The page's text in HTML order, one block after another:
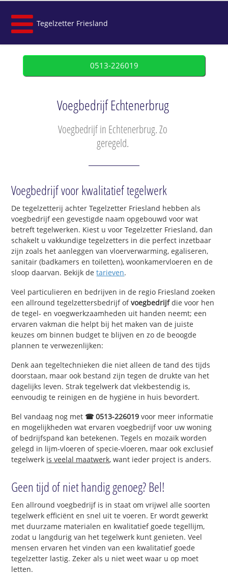
Tegelzetter Friesland
0513-226019
Voegbedrijf Echtenerbrug
Voegbedrijf in Echtenerbrug. Zo
geregeld.
Voegbedrijf voor kwalitatief tegelwerk
De tegelzetterij achter Tegelzetter Friesland hebben als
voegbedrijf een gevestigde naam opgebouwd voor wat
betreft tegelwerken. Kiest u voor Tegelzetter Friesland, dan
schakelt u vakkundige tegelzetters in die perfect inzetbaar
zijn zoals het aanleggen van vloerverwarming, egaliseren,
sanitair (badkamers en toiletten), woonkamervloeren en de
sloop daarvan. Bekijk detarieven.
Veel particulieren en bedrijven in de regio Friesland zoeken
een allround tegelzettersbedrijf ofvoegbedrijfdie voor hen
de tegel- en voegwerkzaamheden uit handen neemt; een
ervaren vakman die helpt bij het maken van de juiste
keuzes om binnen budget te blijven en zo de beoogde
plannen te verwezenlijken:
Denk aan tegeltechnieken die niet alleen de tand des tijds
doorstaan, maar ook bestand zijn tegen de drukte van het
dagelijks leven. Strak tegelwerk dat vlekbestendig is,
eenvoudig te reinigen en de hygiëne in huis bevordert.
Bel vandaag nog met ☎ 0513-226019 voor meer informatie
en mogelijkheden wat ervaren voegbedrijf voor uw woning
of bedrijfspand kan betekenen. Tegels en mozaïk worden
gelegd in lijm-vloeren of specie-vloeren, maar ook exclusief
tegelwerk is veelal maatwerk, want ieder project is anders.
Geen tijd of niet handig genoeg? Bel!
Een allround voegbedrijf is in staat om vrijwel alle soorten
tegelwerk efficiënt en snel uit te voeren. Er wordt gewerkt
met duurzame materialen en kwalitatief goede tegellijm,
zodat u langdurig van het tegelwerk kunt genieten. Veel
mensen ervaren het vinden van een kwalitatief goede
tegelzetter lastig. Zeker als u niet weet waar u op moet
letten.